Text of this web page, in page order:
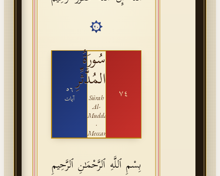
٢٠
٥٦
آيات
سُورَةُ
المُدَّثِّرِ
Sūrah
Al-
Muddaththir
·
Meccan
٧٤
بِسْمِ ٱللَّهِ ٱلرَّحْمَـٰنِ ٱلرَّحِيمِ